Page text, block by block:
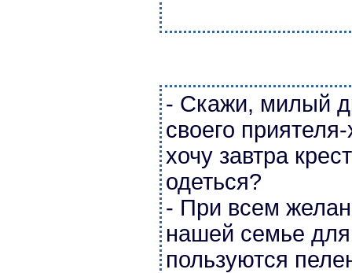
- Скажи, милый
своего
хочу завтра
одеться?
- При всем
нашей семье для
пользуются